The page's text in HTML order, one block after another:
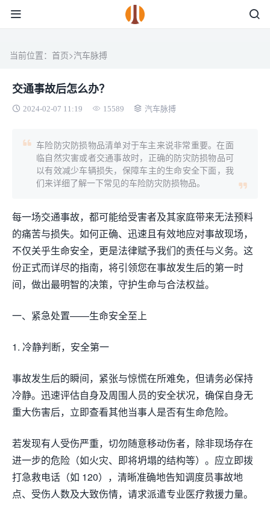
当前位置： 首页>汽车脉搏
交通事故后怎么办？
2024-02-07 11:19 15589 汽车脉搏
车险防灾防损物品清单对于车主来说非常重要。在面
临自然灾害或者交通事故时，正确的防灾防损物品可
以有效减少车辆损失，保障车主的生命安全下面，我
们来详细了解一下常见的车险防灾防损物品。
每一场交通事故，都可能给受害者及其家庭带来无法预料
的痛苦与损失。如何正确、迅速且有效地应对事故现场，
不仅关乎生命安全，更是法律赋予我们的责任与义务。这
份正式而详尽的指南，将引领您在事故发生后的第一时
间，做出最明智的决策，守护生命与合法权益。
一、紧急处置——生命安全至上
1. 冷静判断，安全第一
事故发生后的瞬间，紧张与惊慌在所难免，但请务必保持
冷静。迅速评估自身及周围人员的安全状况，确保自身无
重大伤害后，立即查看其他当事人是否有生命危险。
若发现有人受伤严重，切勿随意移动伤者，除非现场存在
进一步的危险（如火灾、即将坍塌的结构等）。应立即拨
打急救电话（如 120），清晰准确地告知调度员事故地
点、受伤人数及大致伤情，请求派遣专业医疗救援力量。